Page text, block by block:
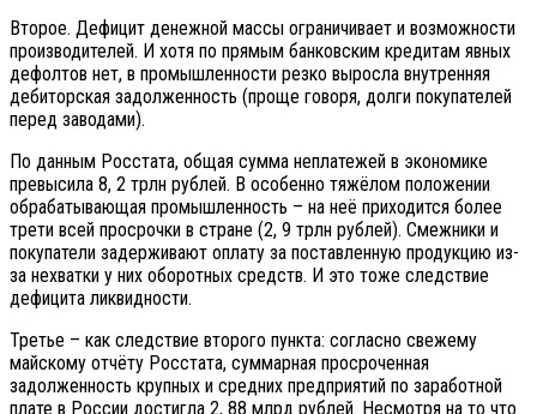
Второе. Дефицит денежной массы ограничивает и возможности
производителей. И хотя по прямым банковским кредитам явных
дефолтов нет, в промышленности резко выросла внутренняя
дебиторская задолженность (проще говоря, долги покупателей
перед заводами).
По данным Росстата, общая сумма неплатежей в экономике
превысила 8, 2 трлн рублей. В особенно тяжёлом положении
обрабатывающая промышленность – на неё приходится более
трети всей просрочки в стране (2, 9 трлн рублей). Смежники и
покупатели задерживают оплату за поставленную продукцию из-
за нехватки у них оборотных средств. И это тоже следствие
дефицита ликвидности.
Третье – как следствие второго пункта: согласно свежему
майскому отчёту Росстата, суммарная просроченная
задолженность крупных и средних предприятий по заработной
плате в России достигла 2, 88 млрд рублей. Несмотря на то что